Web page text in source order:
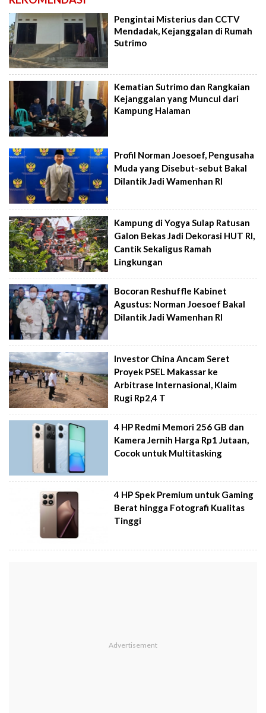
Pengintai Misterius dan CCTV
Mendadak, Kejanggalan di Rumah
Sutrimo
Kematian Sutrimo dan Rangkaian
Kejanggalan yang Muncul dari
Kampung Halaman
Profil Norman Joesoef, Pengusaha
Muda yang Disebut-sebut Bakal
Dilantik Jadi Wamenhan RI
Kampung di Yogya Sulap Ratusan
Galon Bekas Jadi Dekorasi HUT RI,
Cantik Sekaligus Ramah
Lingkungan
Bocoran Reshuffle Kabinet
Agustus: Norman Joesoef Bakal
Dilantik Jadi Wamenhan RI
Investor China Ancam Seret
Proyek PSEL Makassar ke
Arbitrase Internasional, Klaim
Rugi Rp2,4 T
4 HP Redmi Memori 256 GB dan
Kamera Jernih Harga Rp1 Jutaan,
Cocok untuk Multitasking
4 HP Spek Premium untuk Gaming
Berat hingga Fotografi Kualitas
Tinggi